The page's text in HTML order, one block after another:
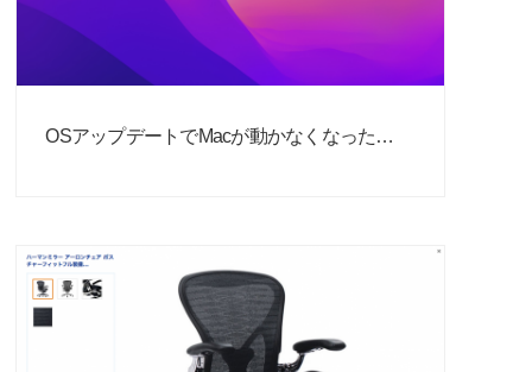
OSアップデートでMacが動かなくなった…